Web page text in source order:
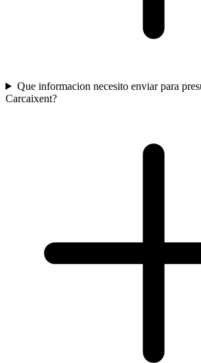
Que informacion necesito enviar para
Carcaixent?